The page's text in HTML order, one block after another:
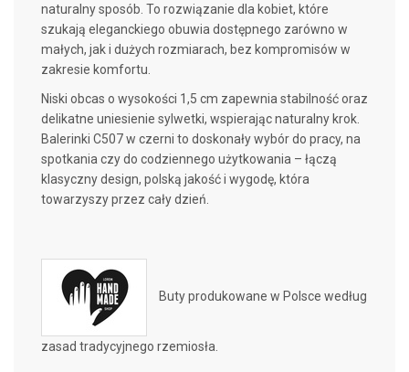
naturalny sposób. To rozwiązanie dla kobiet, które
szukają eleganckiego obuwia dostępnego zarówno w
małych, jak i dużych rozmiarach, bez kompromisów w
zakresie komfortu.
Niski obcas o wysokości 1,5 cm zapewnia stabilność oraz
delikatne uniesienie sylwetki, wspierając naturalny krok.
Balerinki C507 w czerni to doskonały wybór do pracy, na
spotkania czy do codziennego użytkowania – łączą
klasyczny design, polską jakość i wygodę, która
towarzyszy przez cały dzień.
Buty produkowane w Polsce według
zasad tradycyjnego rzemiosła.